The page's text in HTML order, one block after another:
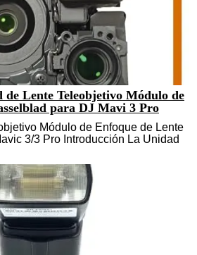
de Lente Teleobjetivo Módulo de
para DJ Mavi 3 Pro
Módulo de Enfoque de Lente
3/3 Pro Introducción La Unidad